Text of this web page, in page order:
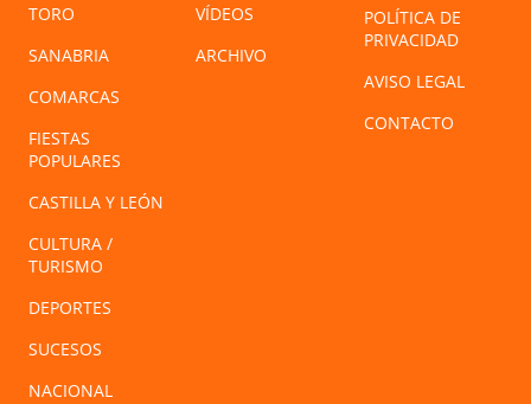
TORO
SANABRIA
COMARCAS
FIESTAS
POPULARES
CASTILLA Y LEÓN
CULTURA /
TURISMO
DEPORTES
SUCESOS
NACIONAL
VÍDEOS
ARCHIVO
POLÍTICA DE
PRIVACIDAD
AVISO LEGAL
CONTACTO